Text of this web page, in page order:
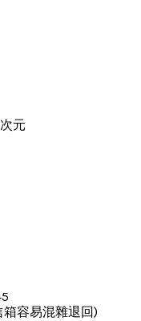
元
容易混雜退回)